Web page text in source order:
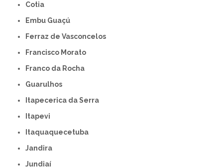
Cotia
Embu Guaçú
Ferraz de Vasconcelos
Francisco Morato
Franco da Rocha
Guarulhos
Itapecerica da Serra
Itapevi
Itaquaquecetuba
Jandira
Jundiaí